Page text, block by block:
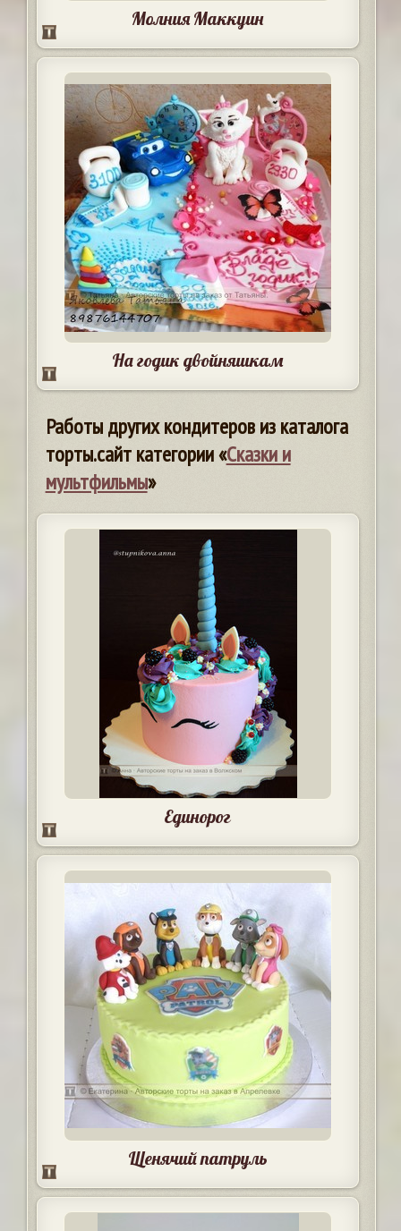
Молния Маккуин
На годик двойняшкам
Работы других кондитеров из каталога
торты.сайт категории «Сказки и
мультфильмы»
Единорог
Щенячий патруль